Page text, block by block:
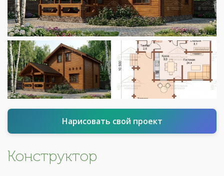
Нарисовать свой проект
Конструктор